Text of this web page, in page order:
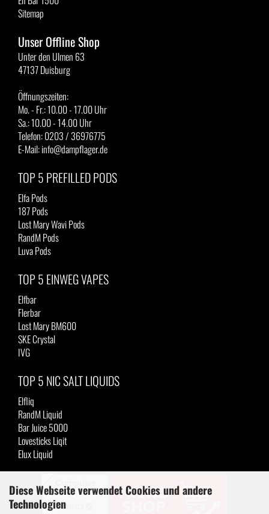
Diese Webseite verwendet Cookies und andere
Technologien
Sitemap
Unser Offline Shop
Unter den Ulmen 63
47137 Duisburg
Öffnungszeiten:
Mo. - Fr.: 10.00 - 17.00 Uhr
Sa.: 10.00 - 14.00 Uhr
Telefon: 0203 / 36976775
E-Mail: info@dampflager.de
TOP 5 PREFILLED PODS
Elfa Pods
187 Pods
Lost Mary Wavi Pods
RandM Pods
Luva Pods
TOP 5 EINWEG VAPES
Elfbar
Flerbar
Lost Mary BM600
SKE Crystal
IVG
TOP 5 NIC SALT LIQUIDS
Elfliq
RandM Liquid
Bar Juice 5000
Lovesticks Liqit
Elux Liquid